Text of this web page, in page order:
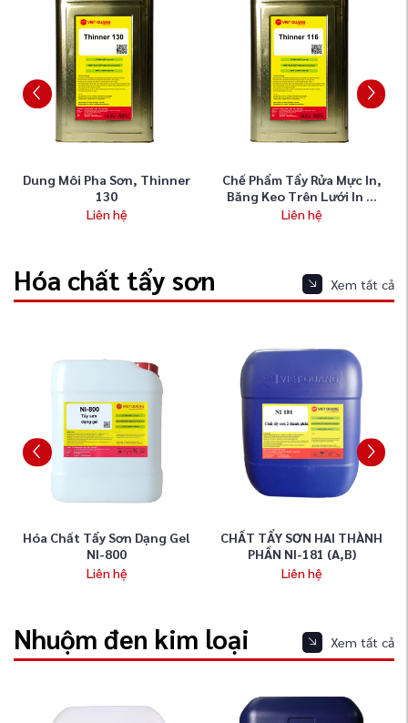
Dung Môi Pha Sơn, Thinner
130
Liên hệ
Chế Phẩm Tẩy Rửa Mực In,
Băng Keo Trên Lưới In ...
Liên hệ
Hóa chất tẩy sơn Xem tất cả
Hóa Chất Tẩy Sơn Dạng Gel
NI-800
Liên hệ
CHẤT TẨY SƠN HAI THÀNH
PHẦN NI-181 (A,B)
Liên hệ
Nhuộm đen kim loại Xem tất cả